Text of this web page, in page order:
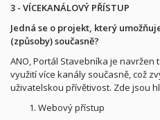
3 - VÍCEKANÁLOVÝ PŘÍSTUP
Jedná se o projekt, který
(způsoby) současně?
ANO, Portál Stavebníka je
využití více kanály současně, což
uživatelskou přívětivost. Zde jsou
Webový přístup